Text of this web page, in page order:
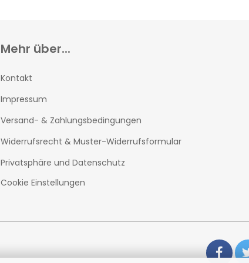
Mehr über...
Kontakt
Impressum
Versand- & Zahlungsbedingungen
Widerrufsrecht & Muster-Widerrufsformular
Privatsphäre und Datenschutz
Cookie Einstellungen